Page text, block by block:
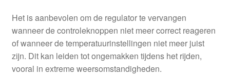
Het is aanbevolen om de regulator te vervangen
wanneer de controleknoppen niet meer correct reageren
of wanneer de temperatuurinstellingen niet meer juist
zijn. Dit kan leiden tot ongemakken tijdens het rijden,
vooral in extreme weersomstandigheden.